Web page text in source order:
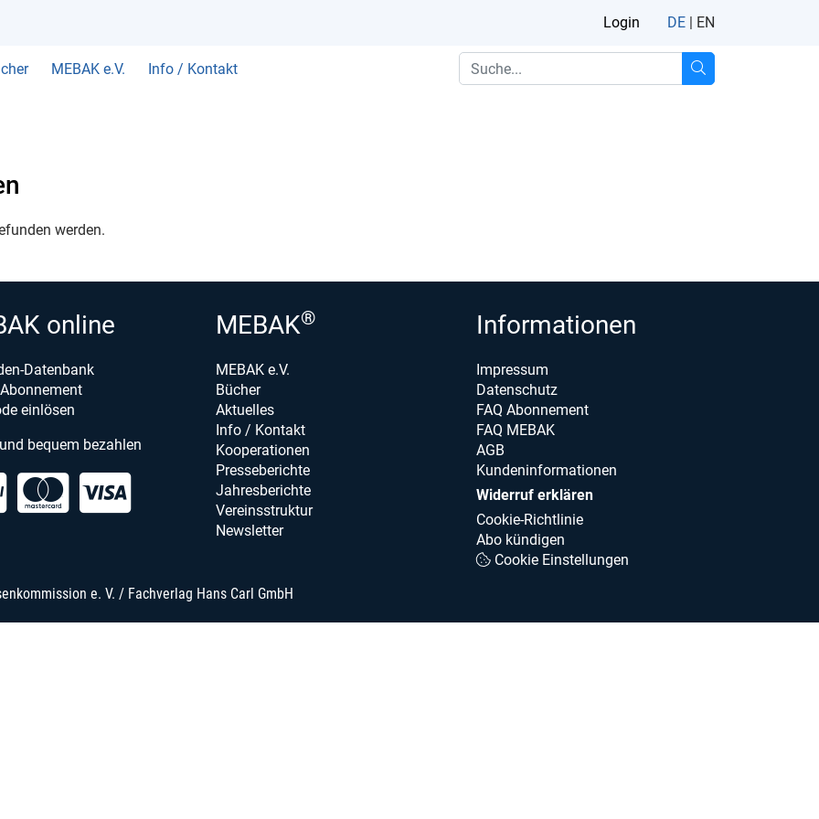
Login DE | EN
MEBAK e.V. Info / Kontakt
werden.
online
Datenbank
einlösen
bequem bezahlen
MEBAK®
MEBAK e.V.
Bücher
Aktuelles
Info / Kontakt
Kooperationen
Presseberichte
Jahresberichte
Vereinsstruktur
Newsletter
Informationen
Impressum
Datenschutz
FAQ Abonnement
FAQ MEBAK
AGB
Kundeninformationen
Widerruf erklären
Cookie-Richtlinie
Abo kündigen
Cookie Einstellungen
e. V. / Fachverlag Hans Carl GmbH